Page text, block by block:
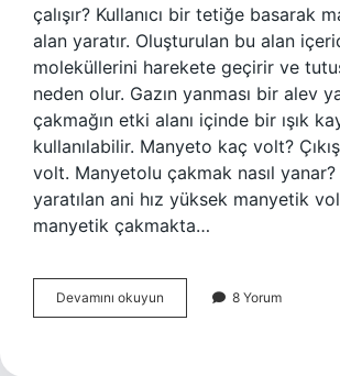
çalışır? Kullanıcı bir tetiğe basarak
alan yaratır. Oluşturulan bu alan
moleküllerini harekete geçirir ve
neden olur. Gazın yanması bir alev
çakmağın etki alanı içinde bir ışık
kullanılabilir. Manyeto kaç volt?
volt. Manyetolu çakmak nasıl yanar?
yaratılan ani hız yüksek manyetik
manyetik çakmakta…
Devamını okuyun Manyetolu
Çakmak
8 Yorum